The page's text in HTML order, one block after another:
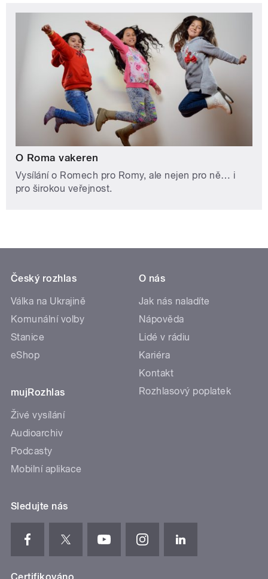
O Roma vakeren
Vysílání o Romech pro Romy, ale nejen pro ně… i
pro širokou veřejnost.
Český rozhlas
Válka na Ukrajině
Komunální volby
Stanice
eShop
mujRozhlas
Živé vysílání
Audioarchiv
Podcasty
Mobilní aplikace
O nás
Jak nás naladíte
Nápověda
Lidé v rádiu
Kariéra
Kontakt
Rozhlasový poplatek
Sledujte nás